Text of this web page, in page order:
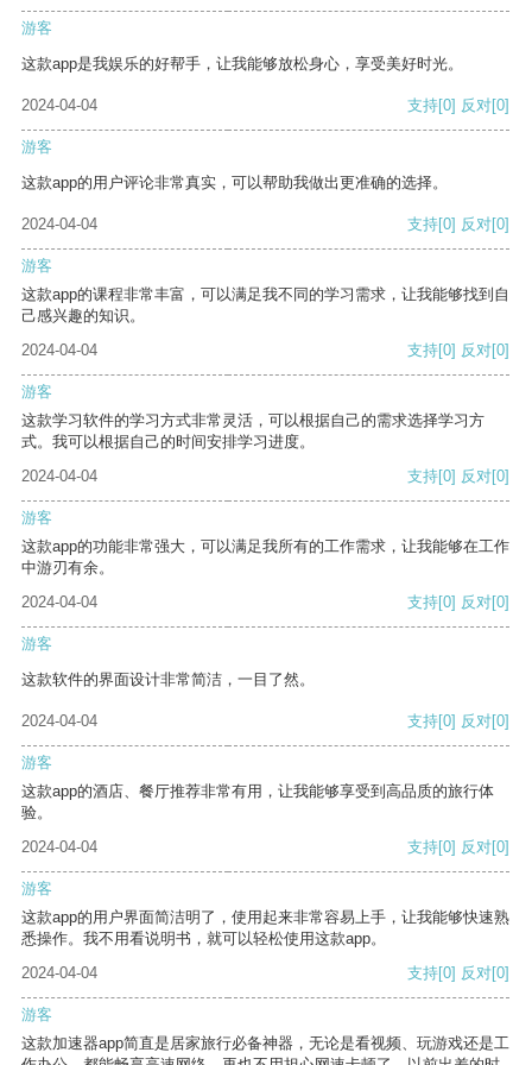
游客
这款app是我娱乐的好帮手，让我能够放松身心，享受美好时光。
2024-04-04 支持[0] 反对[0]
游客
这款app的用户评论非常真实，可以帮助我做出更准确的选择。
2024-04-04 支持[0] 反对[0]
游客
这款app的课程非常丰富，可以满足我不同的学习需求，让我能够找到自
己感兴趣的知识。
2024-04-04
支持[0] 反对[0]
游客
这款学习软件的学习方式非常灵活，可以根据自己的需求选择学习方
式。我可以根据自己的时间安排学习进度。
2024-04-04
支持[0] 反对[0]
游客
这款app的功能非常强大，可以满足我所有的工作需求，让我能够在工作
中游刃有余。
2024-04-04
支持[0] 反对[0]
游客
这款软件的界面设计非常简洁，一目了然。
2024-04-04 支持[0] 反对[0]
游客
这款app的酒店、餐厅推荐非常有用，让我能够享受到高品质的旅行体
验。
2024-04-04
支持[0] 反对[0]
游客
这款app的用户界面简洁明了，使用起来非常容易上手，让我能够快速熟
悉操作。我不用看说明书，就可以轻松使用这款app。
2024-04-04
支持[0] 反对[0]
游客
这款加速器app简直是居家旅行必备神器，无论是看视频、玩游戏还是工